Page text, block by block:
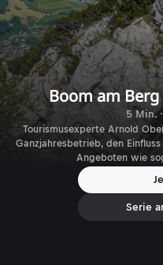
Boom am Berg
5 Min.
Tourismusexperte Arnold
Ganzjahresbetrieb, den
Angeboten wie
Serie